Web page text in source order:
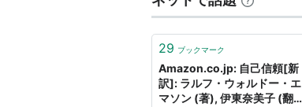
29 ブックマーク
Amazon.co.jp: 自己信頼[新
訳]: ラルフ・ウォルドー・エ
マソン (著), 伊東奈美子 (翻